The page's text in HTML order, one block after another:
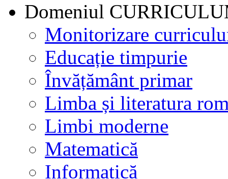
Domeniul
Monitorizare
Educație timpurie
Învățământ primar
Limba și literatura
Limbi moderne
Matematică
Informatică